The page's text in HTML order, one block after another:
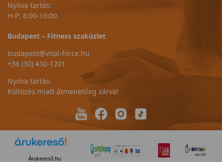
Nyitva tartás:
H-P: 8:00-16:00
Budapest – Fitness szaküzlet
budapest@vital-force.hu
+36 (30) 430-1201
Nyitva tartás:
Költözés miatt átmenetileg zárva!
Árukereső.hu